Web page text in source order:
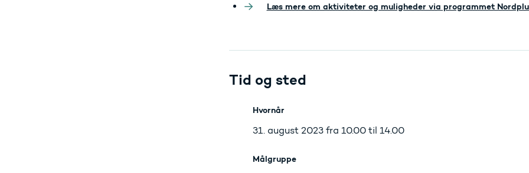
Læs mere om aktiviteter og muligheder via programmet
Tid og sted
Hvornår
31. august 2023 fra 10.00 til 14.00
Målgruppe